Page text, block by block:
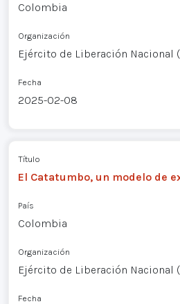
Colombia
Organización
Ejército de Liberación Nacional
Fecha
2025-02-08
Título
El Catatumbo, un modelo de
País
Colombia
Organización
Ejército de Liberación Nacional
Fecha